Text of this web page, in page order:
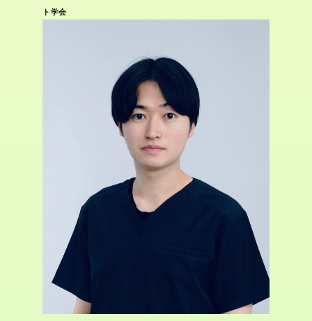
ト学会